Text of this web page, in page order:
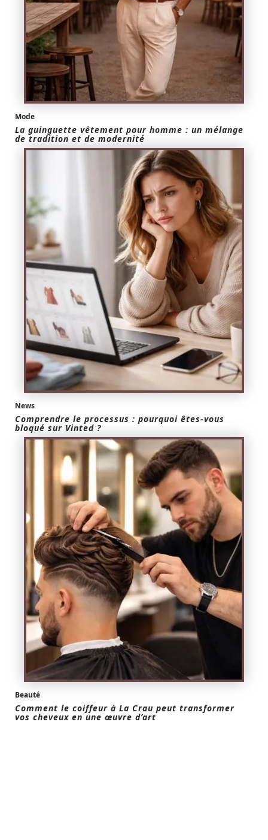
Mode
La guinguette vêtement pour homme : un mélange
de tradition et de modernité
News
Comprendre le processus : pourquoi êtes-vous
bloqué sur Vinted ?
Beauté
Comment le coiffeur à La Crau peut transformer
vos cheveux en une œuvre d’art